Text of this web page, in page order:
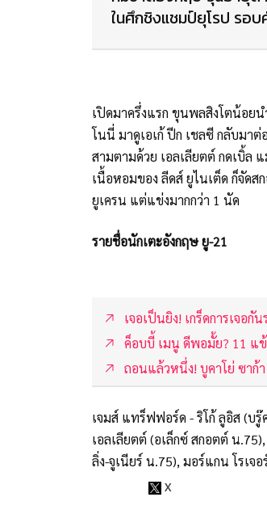
ในศึกชิงแชมป์ยุโรป รอ
เปิดมาครึ่งแรก ขุนพลสิงโตน้อยน
โนนี่ มาดูเอเก้ ปีก เชลซี กลับมา
สามตามด้วย เอลเลียตต์ กดเบิ้ล
เนื้อหอมของ ลีดส์ ยูไนเต็ด ก็จัด
ยูเครน แต่แข่งมากกว่า 1 นัด
รายชื่อนักเตะอังกฤษ ยู-21
เจอเป็นยิง! เกร็ดการเจอ
ค็อบบี้ เมนู ดีพอมั้ย? 11 แข้
ถอนแล้วหนึ่ง! บูคาโย่ ซา
เจมส์ แทร็ฟฟอร์ด - ริโก้ ลูอิส (บ
เอลเลียตต์ (อเล็กซ์ สกอตต์ น
ลิ่ง-จูเนียร์ น.75), มอร์แกน โรเจ